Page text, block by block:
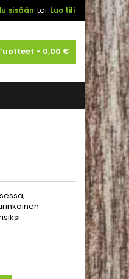
sisään tai Luo tili
- 0,00 €